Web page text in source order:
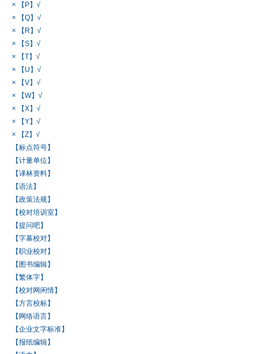
× 【P】√
× 【Q】√
× 【R】√
× 【S】√
× 【T】√
× 【U】√
× 【V】√
× 【W】√
× 【X】√
× 【Y】√
× 【Z】√
【标点符号】
【计量单位】
【译林资料】
【语法】
【政策法规】
【校对培训室】
【提问吧】
【字幕校对】
【职业校对】
【图书编辑】
【繁体字】
【校对网闲情】
【方言校标】
【网络语言】
【企业文字标准】
【报纸编辑】